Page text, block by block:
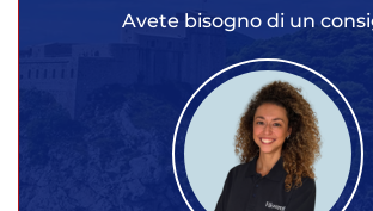
Avete bisogno di un